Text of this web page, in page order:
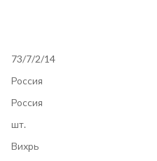
73/7/2/14
Россия
Россия
шт.
Вихрь